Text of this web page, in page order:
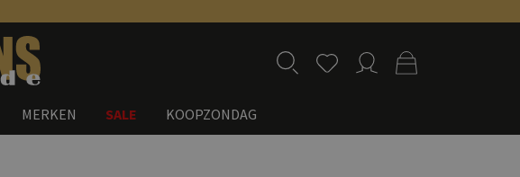
MERKEN SALE KOOPZONDAG
Zoeken